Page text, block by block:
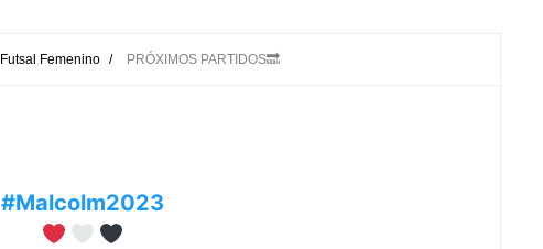
Futsal Femenino / PRÓXIMOS PARTIDOS🔜
#Malcolm2023
❤ 🤍 🖤